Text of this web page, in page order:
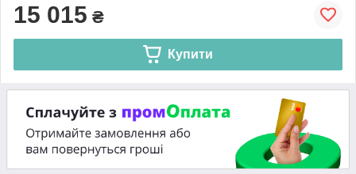
15 015 ₴
Купити